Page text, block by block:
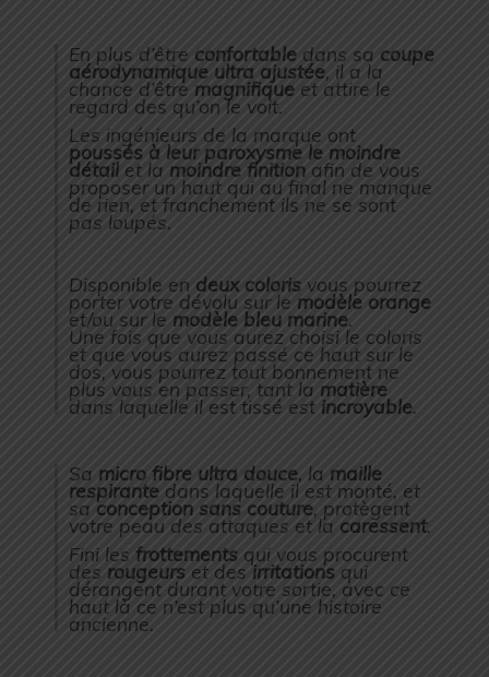
En plus d’être confortable dans sa coupe
aérodynamique ultra ajustée, il a la
chance d’être magnifique et attire le
regard des qu’on le voit.
Les ingénieurs de la marque ont
poussés à leur paroxysme le moindre
détail et la moindre finition afin de vous
proposer un haut qui au final ne manque
de rien, et franchement ils ne se sont
pas loupés.
Disponible en deux coloris vous pourrez
porter votre dévolu sur le modèle orange
et/ou sur le modèle bleu marine.
Une fois que vous aurez choisi le coloris
et que vous aurez passé ce haut sur le
dos, vous pourrez tout bonnement ne
plus vous en passer, tant la matière
dans laquelle il est tissé est incroyable.
Sa micro fibre ultra douce, la maille
respirante dans laquelle il est monté, et
sa conception sans couture, protègent
votre peau des attaques et la caressent.
Fini les frottements qui vous procurent
des rougeurs et desirritations qui
dérangent durant votre sortie, avec ce
haut là ce n’est plus qu’une histoire
ancienne.